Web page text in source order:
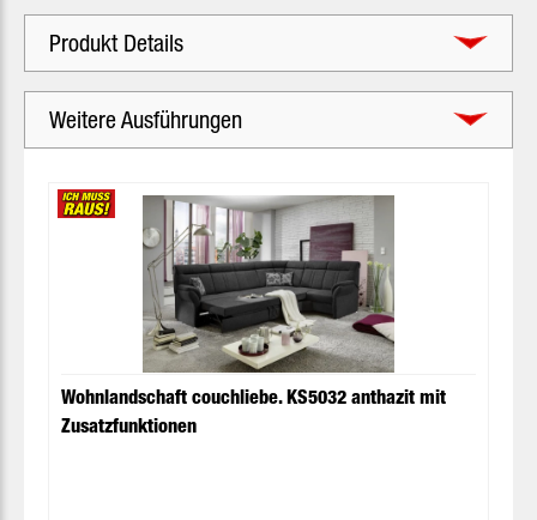
Produkt Details
Weitere Ausführungen
Wohnlandschaft couchliebe. KS5032 anthazit mit
Zusatzfunktionen